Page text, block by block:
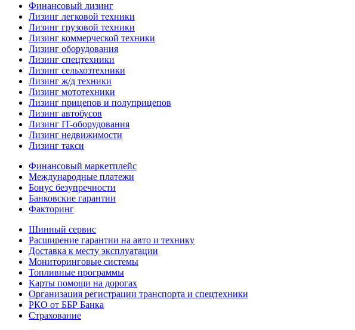
Финансовый лизинг
Лизинг легковой техники
Лизинг грузовой техники
Лизинг коммерческой техники
Лизинг оборудования
Лизинг спецтехники
Лизинг сельхозтехники
Лизинг ж/д техники
Лизинг мототехники
Лизинг прицепов и полуприцепов
Лизинг автобусов
Лизинг IT-оборудования
Лизинг недвижимости
Лизинг такси
Финансовый маркетплейс
Международные платежи
Бонус безупречности
Банковские гарантии
Факторинг
Шинный сервис
Расширение гарантии на авто и технику
Доставка к месту эксплуатации
Мониторинговые системы
Топливные программы
Карты помощи на дорогах
Организация регистрации транспорта и спецтехники
РКО от ББР Банка
Страхование